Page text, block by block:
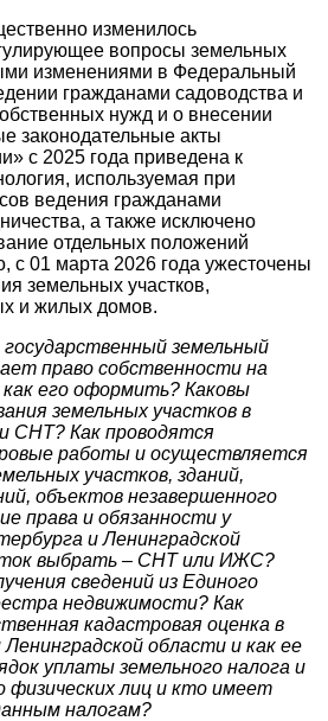
изменилось
вопросы земельных
изменениями в Федеральный
гражданами садоводства и
нужд и о внесении
законодательные акты
с 2025 года приведена к
используемая при
ведения гражданами
а также исключено
отдельных положений
с 01 марта 2026 года ужесточены
земельных участков,
и жилых домов.
земельный
право собственности на
его оформить? Каковы
земельных участков в
СНТ? Как проводятся
работы и осуществляется
участков, зданий,
объектов незавершенного
права и обязанности у
и Ленинградской
выбрать – СНТ или ИЖС?
сведений из Единого
недвижимости? Как
кадастровая оценка в
области и как ее
уплаты земельного налога и
физических лиц и кто имеет
налогам?